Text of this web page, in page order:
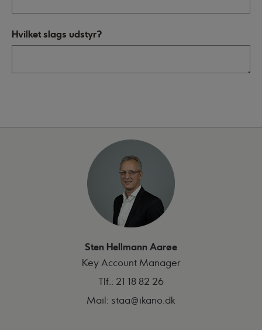
Hvilket slags udstyr?
Sten Hellmann Aarøe
Key Account Manager
Tlf.: 21 18 82 26
Mail: staa@ikano.dk